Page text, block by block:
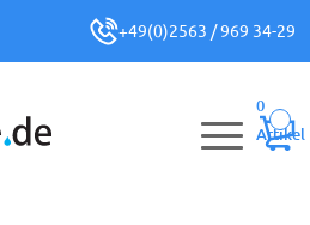
+49(0)2563 / 969 34-29
0
Artikel